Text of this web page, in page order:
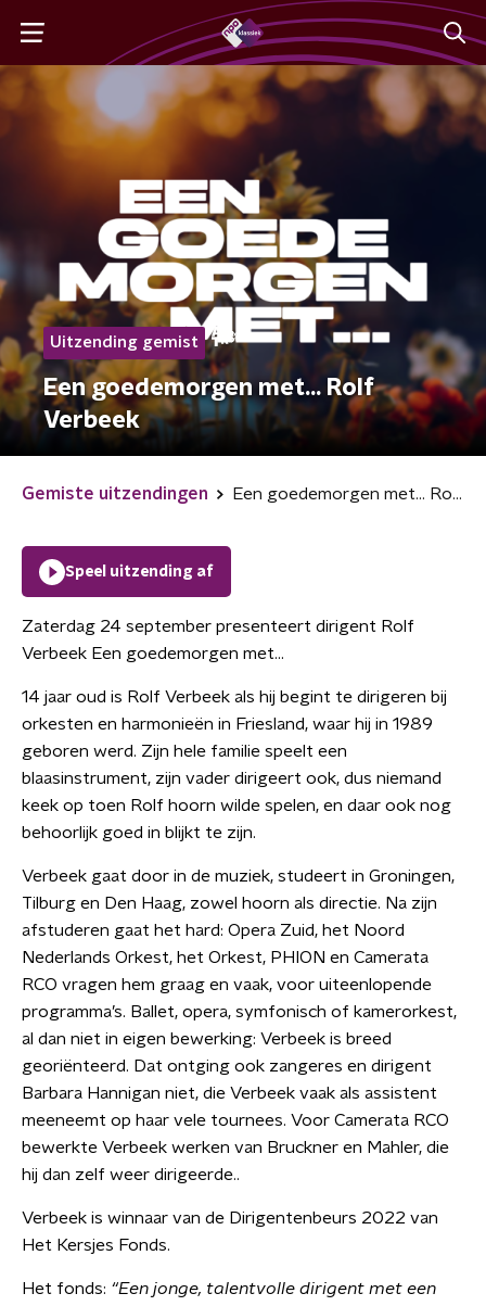
Uitzending gemist
Een goedemorgen met... Rolf
Verbeek
Gemiste uitzendingen Een goedemorgen met... Rolf Verbeek
Speel uitzending af
Zaterdag 24 september presenteert dirigent Rolf
Verbeek Een goedemorgen met...
14 jaar oud is Rolf Verbeek als hij begint te dirigeren bij
orkesten en harmonieën in Friesland, waar hij in 1989
geboren werd. Zijn hele familie speelt een
blaasinstrument, zijn vader dirigeert ook, dus niemand
keek op toen Rolf hoorn wilde spelen, en daar ook nog
behoorlijk goed in blijkt te zijn.
Verbeek gaat door in de muziek, studeert in Groningen,
Tilburg en Den Haag, zowel hoorn als directie. Na zijn
afstuderen gaat het hard: Opera Zuid, het Noord
Nederlands Orkest, het Orkest, PHION en Camerata
RCO vragen hem graag en vaak, voor uiteenlopende
programma’s. Ballet, opera, symfonisch of kamerorkest,
al dan niet in eigen bewerking: Verbeek is breed
georiënteerd. Dat ontging ook zangeres en dirigent
Barbara Hannigan niet, die Verbeek vaak als assistent
meeneemt op haar vele tournees. Voor Camerata RCO
bewerkte Verbeek werken van Bruckner en Mahler, die
hij dan zelf weer dirigeerde..
Verbeek is winnaar van de Dirigentenbeurs 2022 van
Het Kersjes Fonds.
Het fonds: “Een jonge, talentvolle dirigent met een